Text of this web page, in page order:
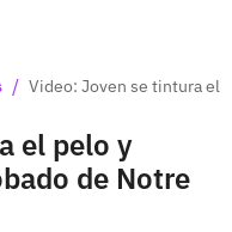
/ Video: Joven se tintura el
el pelo y
de Notre